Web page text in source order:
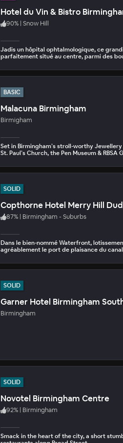
Hotel du Vin & Bistro
90% | Snow Hill
Jadis un hôpital ophtalmologique, ce
parfaitement situé au centre, parmi des
BASIC
Malacuna Birmingham
Birmigham
Set in Birmingham’s stroll-worthy
St. Paul’s Church, the Pen Museum & RBSA
SOLID
Copthorne Hotel Merry Hill
87% | Birmingham - Suburbs
Dans le bien-nommé Waterfront,
agréablement le port de plaisance du
SOLID
Garner Hotel Birmingham
Birmingham
SOLID
Novotel Birmingham Centre
92% | Birmingham
Smack in the heart of the city, a short